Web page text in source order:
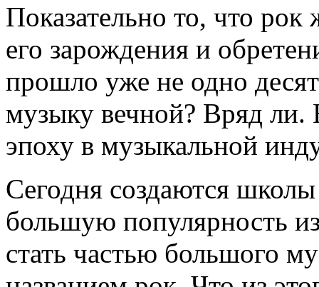
Показательно то, что
его зарождения и
прошло уже не одно
музыку вечной? Вряд ли.
эпоху в музыкальной
Сегодня создаются
большую популярность
стать частью большого